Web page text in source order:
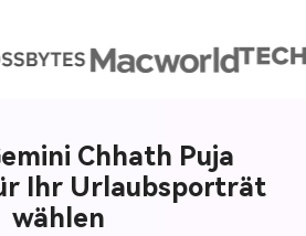
Chhath Puja
Ihr Urlaubsporträt
wählen